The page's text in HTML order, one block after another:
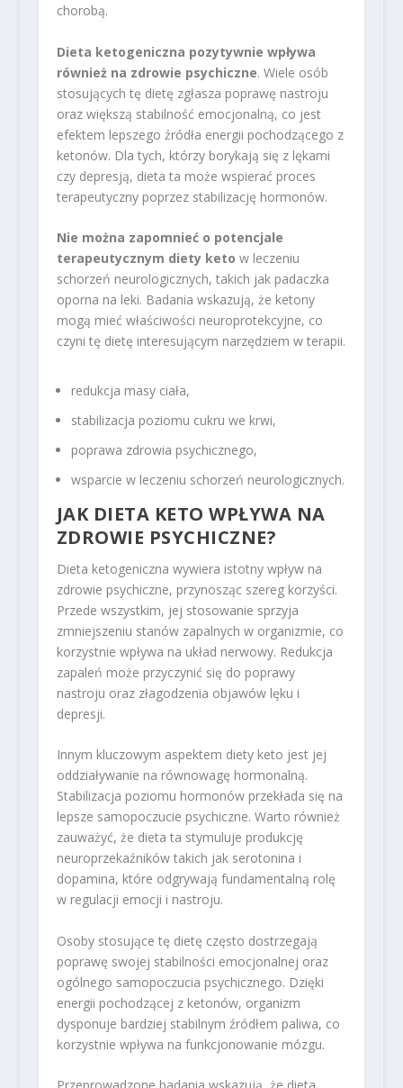
chorobą.
Dieta ketogeniczna pozytywnie wpływa
również na zdrowie psychiczne. Wiele osób
stosujących tę dietę zgłasza poprawę nastroju
oraz większą stabilność emocjonalną, co jest
efektem lepszego źródła energii pochodzącego z
ketonów. Dla tych, którzy borykają się z lękami
czy depresją, dieta ta może wspierać proces
terapeutyczny poprzez stabilizację hormonów.
Nie można zapomnieć o potencjale
terapeutycznym diety keto w leczeniu
schorzeń neurologicznych, takich jak padaczka
oporna na leki. Badania wskazują, że ketony
mogą mieć właściwości neuroprotekcyjne, co
czyni tę dietę interesującym narzędziem w terapii.
redukcja masy ciała,
stabilizacja poziomu cukru we krwi,
poprawa zdrowia psychicznego,
wsparcie w leczeniu schorzeń neurologicznych.
JAK DIETA KETO WPŁYWA NA
ZDROWIE PSYCHICZNE?
Dieta ketogeniczna wywiera istotny wpływ na
zdrowie psychiczne, przynosząc szereg korzyści.
Przede wszystkim, jej stosowanie sprzyja
zmniejszeniu stanów zapalnych w organizmie, co
korzystnie wpływa na układ nerwowy. Redukcja
zapaleń może przyczynić się do poprawy
nastroju oraz złagodzenia objawów lęku i
depresji.
Innym kluczowym aspektem diety keto jest jej
oddziaływanie na równowagę hormonalną.
Stabilizacja poziomu hormonów przekłada się na
lepsze samopoczucie psychiczne. Warto również
zauważyć, że dieta ta stymuluje produkcję
neuroprzekaźników takich jak serotonina i
dopamina, które odgrywają fundamentalną rolę
w regulacji emocji i nastroju.
Osoby stosujące tę dietę często dostrzegają
poprawę swojej stabilności emocjonalnej oraz
ogólnego samopoczucia psychicznego. Dzięki
energii pochodzącej z ketonów, organizm
dysponuje bardziej stabilnym źródłem paliwa, co
korzystnie wpływa na funkcjonowanie mózgu.